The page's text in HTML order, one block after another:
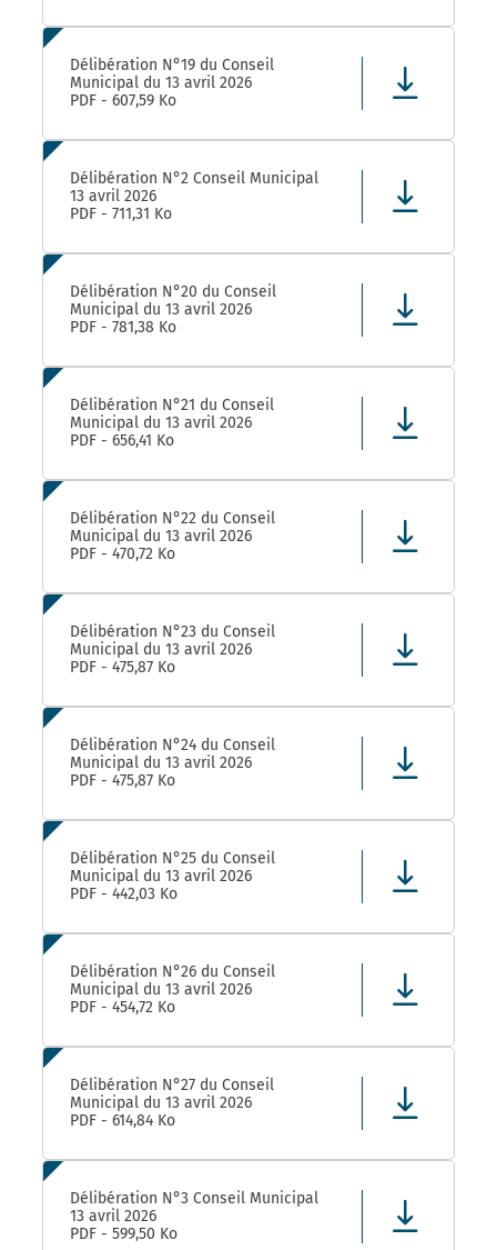
Délibération N°19 du Conseil
Municipal du 13 avril 2026
PDF - 607,59 Ko
Délibération N°2 Conseil Municipal
13 avril 2026
PDF - 711,31 Ko
Délibération N°20 du Conseil
Municipal du 13 avril 2026
PDF - 781,38 Ko
Délibération N°21 du Conseil
Municipal du 13 avril 2026
PDF - 656,41 Ko
Délibération N°22 du Conseil
Municipal du 13 avril 2026
PDF - 470,72 Ko
Délibération N°23 du Conseil
Municipal du 13 avril 2026
PDF - 475,87 Ko
Délibération N°24 du Conseil
Municipal du 13 avril 2026
PDF - 475,87 Ko
Délibération N°25 du Conseil
Municipal du 13 avril 2026
PDF - 442,03 Ko
Délibération N°26 du Conseil
Municipal du 13 avril 2026
PDF - 454,72 Ko
Délibération N°27 du Conseil
Municipal du 13 avril 2026
PDF - 614,84 Ko
Délibération N°3 Conseil Municipal
13 avril 2026
PDF - 599,50 Ko